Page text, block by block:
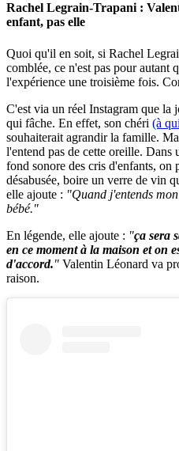
Rachel Legrain-Trapani :
enfant, pas elle
Quoi qu'il en soit, si Rachel
comblée, ce n'est pas pour autant
l'expérience une troisième fois.
C'est via un réel Instagram que la
qui fâche. En effet, son chéri (à
souhaiterait agrandir la famille.
l'entend pas de cette oreille. Dans
fond sonore des cris d'enfants, on
désabusée, boire un verre de vin
elle ajoute : "Quand j'entends
bébé."
En légende, elle ajoute : "ça sera
en ce moment à la maison et on
d'accord." Valentin Léonard va
raison.